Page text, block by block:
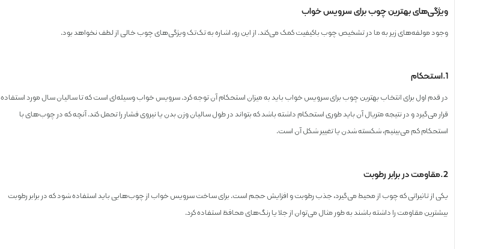
ویژگی‌های بهترین چوب برای سرویس خواب
وجود مولفه‌های زیر به ما در تشخیص چوب باکیفیت کمک می‌کند. از این رو، اشاره به تک‌تک ویژگی‌های چوب خالی از لطف نخواهد بود.
1.استحکام
در قدم اول برای انتخاب بهترین چوب برای سرویس خواب باید به میزان استحکام آن توجه کرد. سرویس خواب وسیله‌ای است که تا سالیان سال مورد استفاده
قرار می‌گیرد و در نتیجه متریال آن باید طوری استحکام داشته باشد که بتواند در طول سالیان وزن بدن یا نیروی فشار را تحمل کند. آنچه که در چوب‌های با
استحکام کم می‌بینیم، شکسته شدن یا تغییر شکل آن است.
2.مقاومت در برابر رطوبت
یکی از تاثیراتی که چوب از محیط می‌گیرد، جذب رطوبت و افزایش حجم است. برای ساخت سرویس خواب از چوب‌هایی باید استفاده شود که در برابر رطوبت
بیشترین مقاومت را داشته باشند به طور مثال می‌توان از جلا یا رنگ‌های محافظ استفاده کرد.